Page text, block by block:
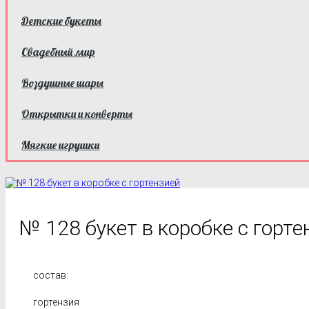
Детские букеты
Свадебный мир
Воздушные шары
Открытки и конверты
Мягкие игрушки
№ 128 букет в коробке с
состав:
гортензия